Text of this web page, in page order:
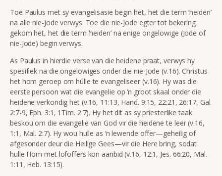
Toe Paulus met sy evangelisasie begin het, het die term ‘heiden’
na alle nie-Jode verwys. Toe die nie-Jode egter tot bekering
gekom het, het die term ‘heiden’ na enige ongelowige (Jode of
nie-Jode) begin verwys.
As Paulus in hierdie verse van die heidene praat, verwys hy
spesifiek na die ongelowiges onder die nie-Jode (v.16). Christus
het hom geroep om húlle te evangeliseer (v.16). Hy was die
eerste persoon wat die evangelie op ‘n groot skaal onder die
heidene verkondig het (v.16, 11:13, Hand. 9:15, 22:21, 26:17, Gal.
2:7-9, Eph. 3:1, 1Tim. 2:7). Hy het dit as sy priesterlike taak
beskou om die evangelie van God vir die heidene te leer (v.16,
1:1, Mal. 2:7). Hy wou hulle as ‘n lewende offer—geheilig of
afgesonder deur die Heilige Gees—vir die Here bring, sodat
hulle Hom met lofoffers kon aanbid (v.16, 12:1, Jes. 66:20, Mal.
1:11, Heb. 13:15).